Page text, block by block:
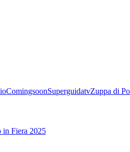
ComingsoonSuperguidatvZuppa di
Fiera 2025